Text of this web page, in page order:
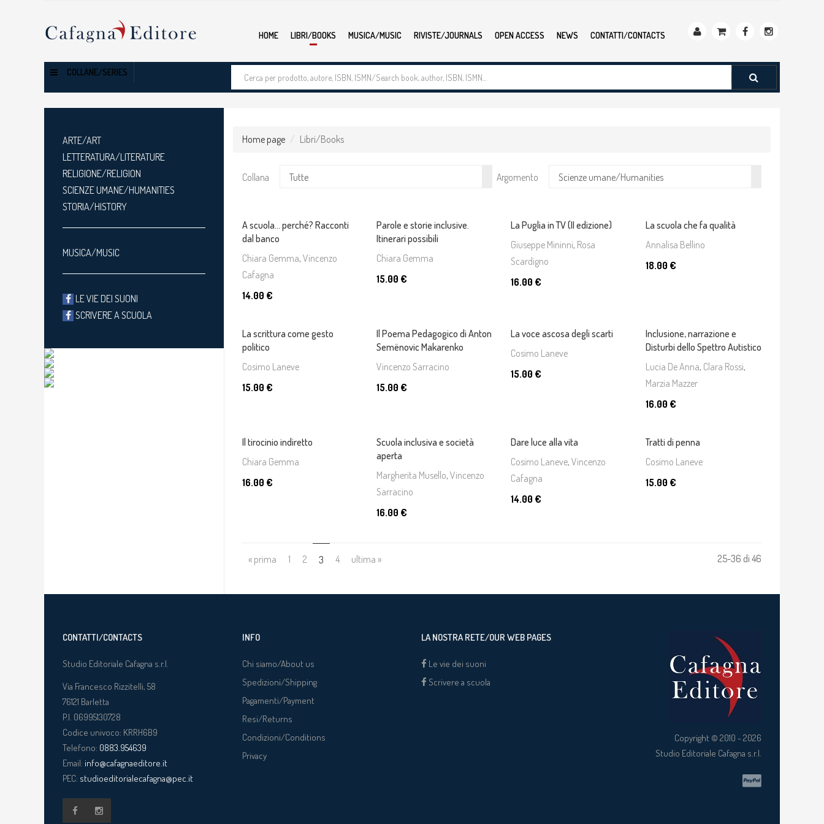
HOME LIBRI/BOOKS MUSICA/MUSIC RIVISTE/JOURNALS OPEN ACCESS NEWS CONTATTI/CONTACTS
COLLANE/SERIES
Cerca
tra
Home page
Libri/Books
Collana Tutte Argomento Scienze umane/Humanities
A scuola... perché? Racconti
dal banco
Chiara Gemma, Vincenzo
Cafagna
14.00 €
Parole e storie inclusive.
Itinerari possibili
Chiara Gemma
15.00 €
La Puglia in TV (II edizione)
Giuseppe Mininni, Rosa
Scardigno
16.00 €
La scuola che fa qualità
Annalisa Bellino
18.00 €
La scrittura come gesto
politico
Cosimo Laneve
15.00 €
Il Poema Pedagogico di Anton
Semënovic Makarenko
Vincenzo Sarracino
15.00 €
La voce ascosa degli scarti
Cosimo Laneve
15.00 €
Inclusione, narrazione e
Disturbi dello Spettro Autistico
Lucia De Anna, Clara Rossi,
Marzia Mazzer
16.00 €
Il tirocinio indiretto
Chiara Gemma
16.00 €
Scuola inclusiva e società
aperta
Margherita Musello, Vincenzo
Sarracino
16.00 €
Dare luce alla vita
Cosimo Laneve,Vincenzo
Cafagna
14.00 €
Tratti di penna
Cosimo Laneve
15.00 €
« prima 1 2 3(current)
4 ultima » 25-36 di 46
ARTE/ART
LETTERATURA/LITERATURE
RELIGIONE/RELIGION
SCIENZE UMANE/HUMANITIES
STORIA/HISTORY
MUSICA/MUSIC
LE VIE DEI SUONI
SCRIVERE A SCUOLA
CONTATTI/CONTACTS
Studio Editoriale Cafagna s.r.l.
Via Francesco Rizzitelli, 58
76121 Barletta
P.I. 06995130728
Codice univoco: KRRH6B9
Telefono: 0883.954639
Email: info@cafagnaeditore.it
PEC: studioeditorialecafagna@pec.it
INFO
Chi siamo/About us
Spedizioni/Shipping
Pagamenti/Payment
Resi/Returns
Condizioni/Conditions
Privacy
LA NOSTRA RETE/OUR WEB PAGES
Le vie dei suoni
Scrivere a scuola
Copyright © 2010 - 2026
Studio Editoriale Cafagna s.r.l.